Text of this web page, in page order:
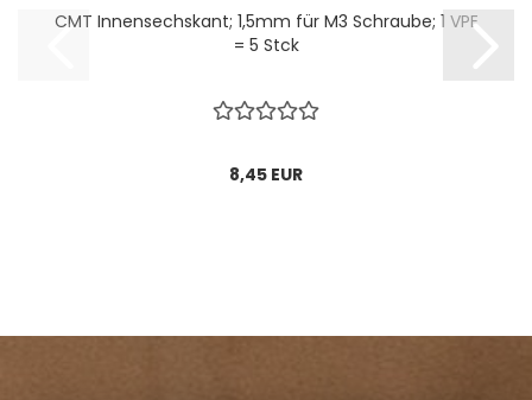
CMT Innensechskant; 1,5mm für M3 Schraube; 1 VPE
= 5 Stck
8,45 EUR